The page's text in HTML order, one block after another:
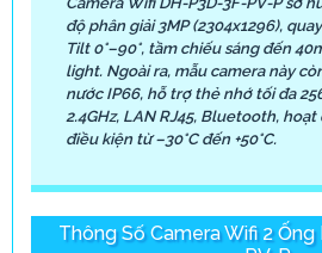
độ phân giải 3MP (2304x1296),
Tilt 0°–90°, tầm chiếu sáng đến
light. Ngoài ra, mẫu camera này
nước IP66, hỗ trợ thẻ nhớ tối đa
2.4GHz, LAN RJ45, Bluetooth,
điều kiện từ –30°C đến +50°C.
Thông Số Camera Wifi 2